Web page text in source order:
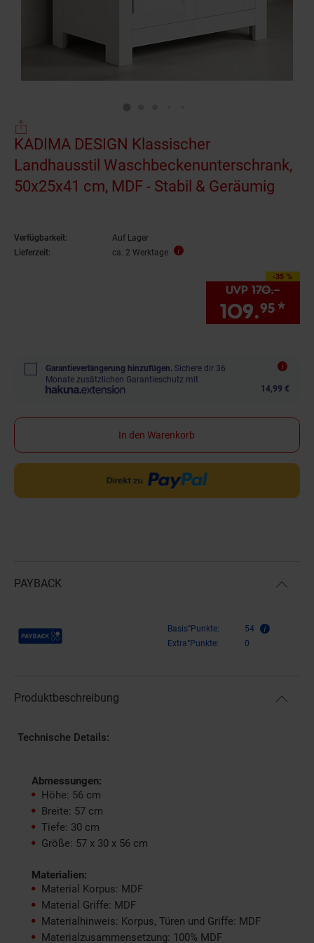
KADIMA DESIGN Klassischer
Landhausstil Waschbeckenunterschrank,
50x25x41 cm, MDF - Stabil & Geräumig
Verfügbarkeit:
Auf Lager
Lieferzeit:
ca. 2 Werktage
-35 %
Sie Sparen 35 Prozent,
UVP170.–UVP
109.95 *
Garantieverlängerung hinzufügen. Sichere dir 36
Monate zusätzlichen Garantieschutz mit
14,99 €
In den Warenkorb
PAYBACK
Payback Punkte Basis°Punkte:
54
Extra°Punkte:
0
Produktbeschreibung
Technische Details:
Abmessungen:
Höhe: 56 cm
Breite: 57 cm
Tiefe: 30 cm
Größe: 57 x 30 x 56 cm
Materialien:
Material Korpus: MDF
Material Griffe: MDF
Materialhinweis: Korpus, Türen und Griffe: MDF
Materialzusammensetzung: 100% MDF